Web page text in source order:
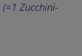
Zucchini-